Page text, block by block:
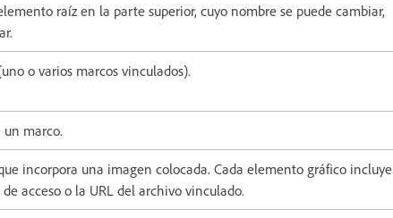
raíz en la parte superior, cuyo nombre se puede cambiar,
o varios marcos vinculados).
marco.
incorpora una imagen colocada. Cada elemento gráfico incluye
acceso o la URL del archivo vinculado.